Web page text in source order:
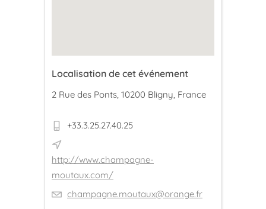
Localisation de cet événement
2 Rue des Ponts, 10200 Bligny, France
+33.3.25.27.40.25
http://www.champagne-
moutaux.com/
champagne.moutaux@orange.fr